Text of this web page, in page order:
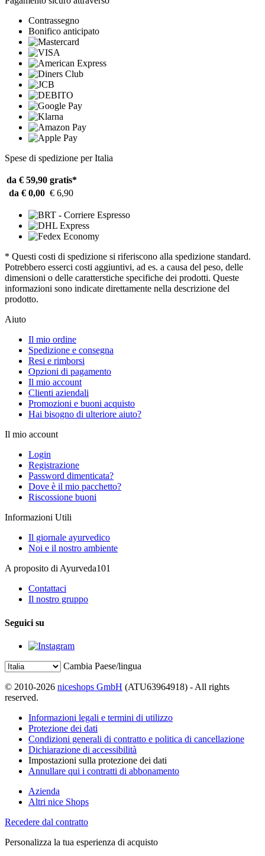
Contrassegno
Bonifico anticipato
Spese di spedizione per Italia
da € 59,90 gratis*
da € 0,00 € 6,90
* Questi costi di spedizione si riferiscono alla spedizione standard.
Potrebbero esserci costi aggiuntivi, ad es. a causa del peso, delle
dimensioni o delle caratterstiche specifiche dei prodotti. Queste
informazioni sono indicate direttamente nella descrizione del
prodotto.
Aiuto
Il mio ordine
Spedizione e consegna
Resi e rimborsi
Opzioni di pagamento
Il mio account
Clienti aziendali
Promozioni e buoni acquisto
Hai bisogno di ulteriore aiuto?
Il mio account
Login
Registrazione
Password dimenticata?
Dove è il mio pacchetto?
Riscossione buoni
Informazioni Utili
Il giornale ayurvedico
Noi e il nostro ambiente
A proposito di Ayurveda101
Contattaci
Il nostro gruppo
Seguici su
Cambia Paese/lingua
© 2010-2026 niceshops GmbH (ATU63964918) - All rights
reserved.
Informazioni legali e termini di utilizzo
Protezione dei dati
Condizioni generali di contratto e politica di cancellazione
Dichiarazione di accessibilità
Impostazioni sulla protezione dei dati
Annullare qui i contratti di abbonamento
Azienda
Altri nice Shops
Recedere dal contratto
Personalizza la tua esperienza di acquisto